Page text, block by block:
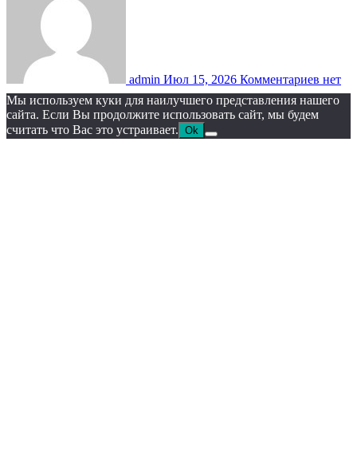
admin Июл 15, 2026 Комментариев нет
Мы используем куки для наилучшего представления нашего
сайта. Если Вы продолжите использовать сайт, мы будем
считать что Вас это устраивает. Ok